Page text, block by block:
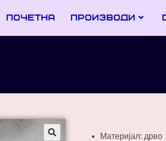
почетна производи
Материјал: дрво